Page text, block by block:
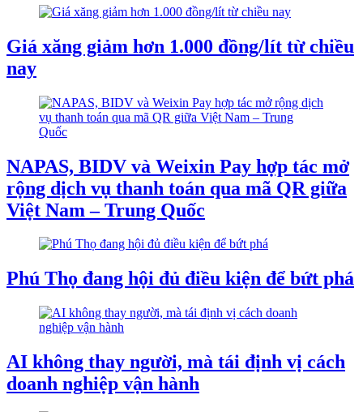
Giá xăng giảm hơn 1.000 đồng/lít từ chiều
nay
NAPAS, BIDV và Weixin Pay hợp tác mở
rộng dịch vụ thanh toán qua mã QR giữa
Việt Nam – Trung Quốc
Phú Thọ đang hội đủ điều kiện để bứt phá
AI không thay người, mà tái định vị cách
doanh nghiệp vận hành